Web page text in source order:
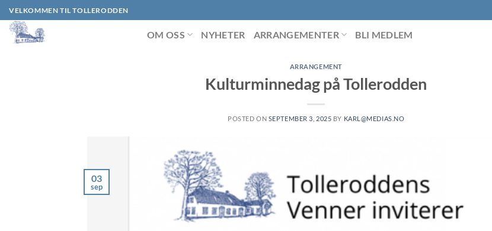
Skip
to
content
VELKOMMEN TIL TOLLERODDEN
OM OSS NYHETER ARRANGEMENTER BLI MEDLEM
ARRANGEMENT
Kulturminnedag på Tollerodden
POSTED ON SEPTEMBER 3, 2025 BY KARL@MEDIAS.NO
03
sep